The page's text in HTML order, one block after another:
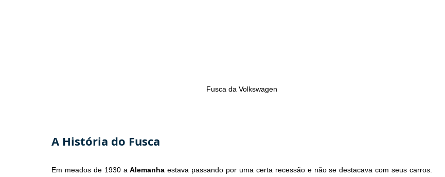
Fusca da Volkswagen
A História do Fusca
Em meados de 1930 a Alemanha estava passando por uma certa recessão e não se destacava com seus carros.